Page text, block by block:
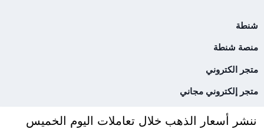
شنطة
منصة شنطة
متجر الكتروني
متجر إلكتروني مجاني
ننشر أسعار الذهب خلال تعاملات اليوم الخميس